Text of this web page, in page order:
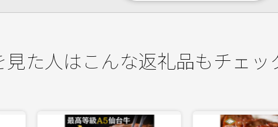
見た人はこんな返礼品もチェッ